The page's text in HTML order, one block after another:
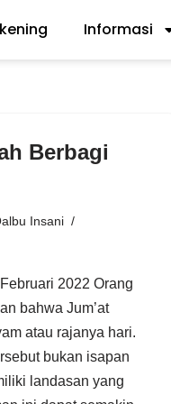
Informasi
Berbagi
Insani
2022 Orang
bahwa Jum’at
atau rajanya hari.
bukan isapan
landasan yang